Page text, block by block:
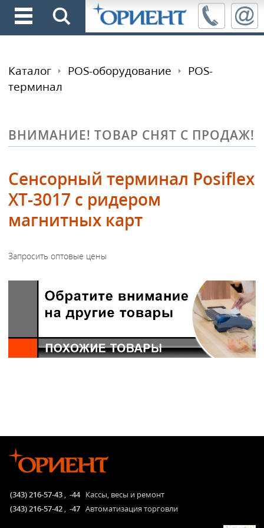
Каталог POS-оборудование
POS-
терминал
ВНИМАНИЕ! ТОВАР СНЯТ С ПРОДАЖ!
Сенсорный терминал Posiflex
XT-3017 с ридером
магнитных карт
(343) 216-57-43 , -44 Кассы, весы и ремонт
(343) 216-57-42 , -47 Автоматизация торговли